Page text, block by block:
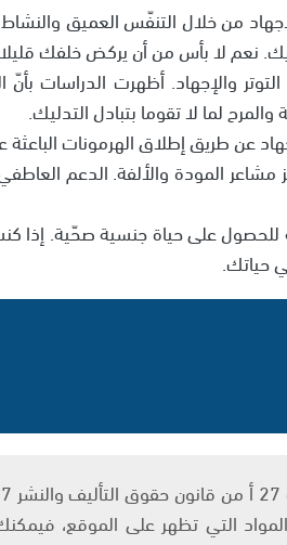
من خلال التنفّس العميق
نعم لا بأس من أن يركض خلفك
والإجهاد. أظهرت الدراسات
لما لا تقوما بتبادل التدليك.
مشاعر المودة والألفة. الدعم
للحصول على حياة جنسية صحّية.
حياتك.
التي تظهر على الموقع، فيمكنك